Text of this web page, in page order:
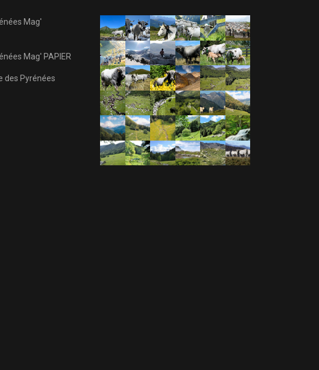
Mag'
Mag' PAPIER
des Pyrénées